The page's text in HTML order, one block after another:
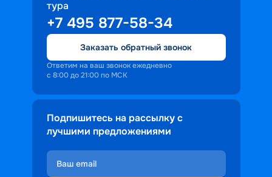
доброжелательность и заинтересованность
персонала корабля в каждом госте.
Ступая на борт теплохода, пассажиры
попадают в совершенно иную атмосферу,
где властвует тяга к приключениям и
открытиям.
тура
+7 495 877-58-34
Заказать обратный звонок
Ответим на ваш звонок ежедневно
с 8:00 до 21:00 по МСК
Подпишитесь на рассылку с
лучшими предложениями